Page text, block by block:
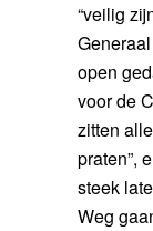
“veilig
open
voor de
zitten
praten”,
steek
Weg